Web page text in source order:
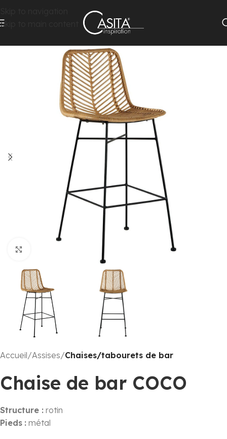
Skip to main content
Accueil Assises Chaises/tabourets de bar
Chaise de bar COCO
Structure : rotin
Pieds : métal